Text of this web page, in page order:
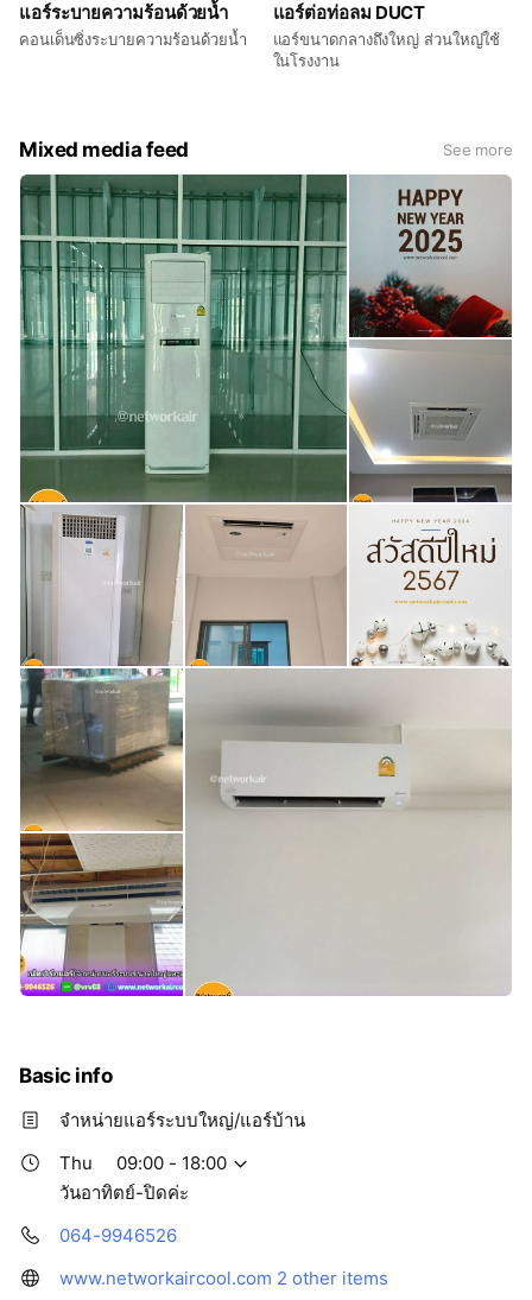
แอร์ระบายความร้อนด้วยน้ำ
คอนเด็นซิ่งระบายความร้อนด้วยน้ำ
แอร์ต่อท่อลม DUCT
แอร์ขนาดกลางถึงใหญ่ ส่วนใหญ่ใช้
ในโรงงาน
Mixed media feed See more
Basic info
จำหน่ายแอร์ระบบใหญ่/แอร์บ้าน
Thu
09:00 - 18:00
วันอาทิตย์-ปิดค่ะ
064-9946526
www.networkaircool.com 2 other items